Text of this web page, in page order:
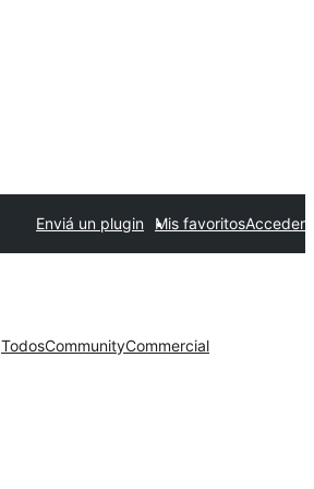
Enviá un plugin Mis favoritosAcceder
TodosCommunityCommercial